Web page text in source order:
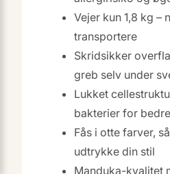
Vejer kun 1,8 kg –
transportere
Skridsikker
greb selv under
Lukket
bakterier for
Fås i otte farver,
udtrykke din stil
Manduka-kvalitet